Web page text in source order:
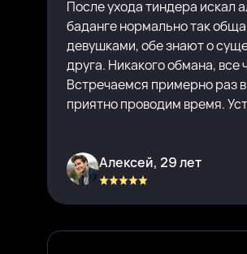
После ухода тиндера искал
баданге нормально так
девушками, обе знают о
друга. Никакого обмана, все
Встречаемся примерно раз
приятно проводим время.
Алексей, 29 лет